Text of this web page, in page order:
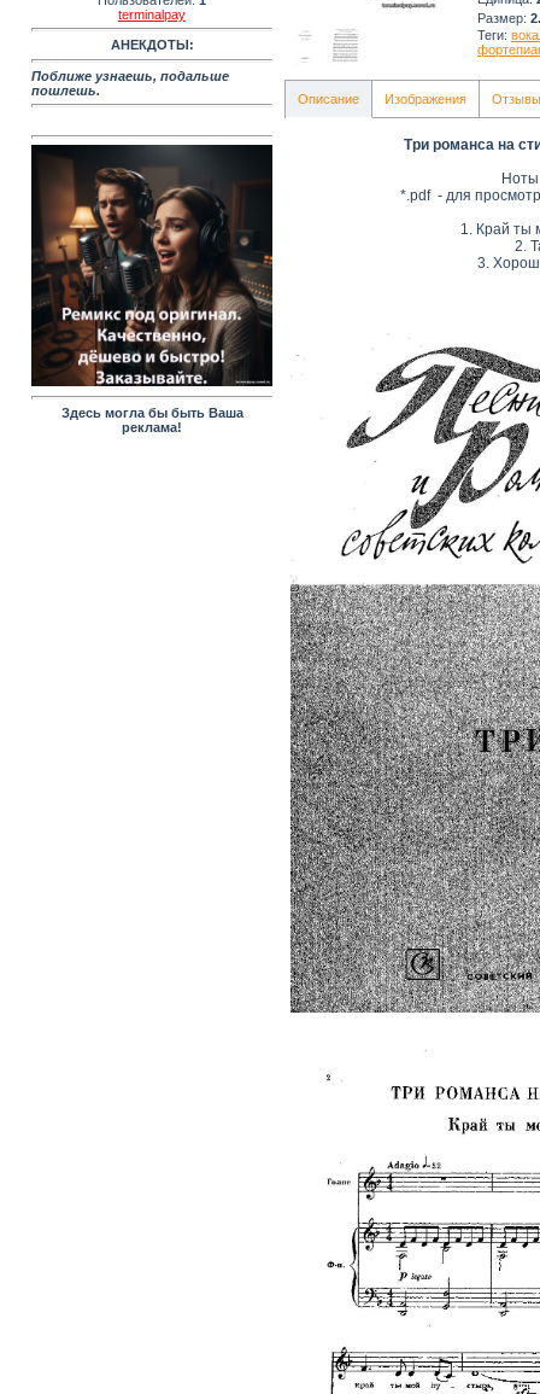
terminalpay
АНЕКДОТЫ:
Поближе yзнaeшь, пoдaльшe
пoшлешь.
Здесь могла бы быть Ваша
реклама!
Размер:
Теги:
Описание Изображения Отзывы
Три романса на
*.pdf - для
1. Край ты
2.
3.